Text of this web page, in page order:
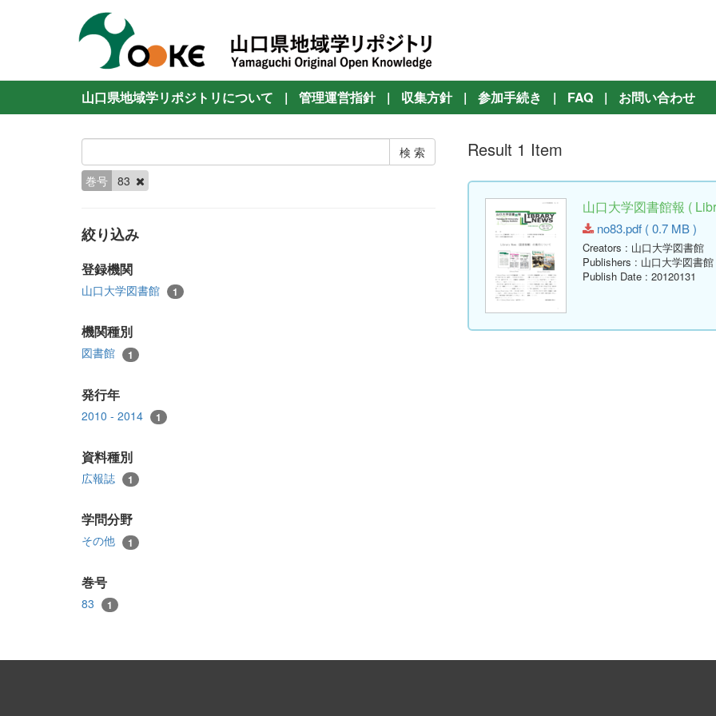
山口県地域学リポジトリについて | 管理運営指針 | 収集方針 | 参加手続き | FAQ | お問い合わせ
巻号 83
絞り込み
登録機関
山口大学図書館 1
機関種別
図書館 1
発行年
2010 - 2014 1
資料種別
広報誌 1
学問分野
その他 1
巻号
83 1
Result 1 Item
山口大学図書館報 (
no83.pdf ( 0.7 MB )
Creators : 山口大学図書館
Publishers : 山口大学図書館
Publish Date : 20120131